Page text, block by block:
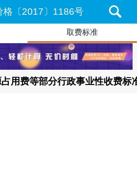
格〔2017〕1186号
取费标准
用费等部分行政事业性收费